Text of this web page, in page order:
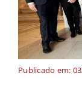
Publicado em: